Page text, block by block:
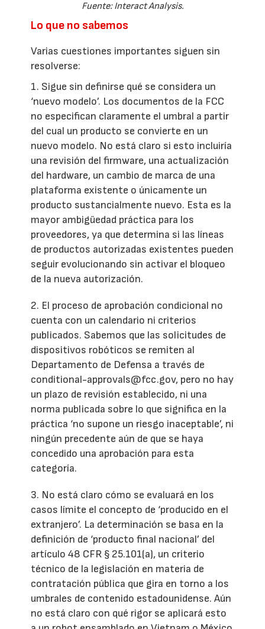
Fuente: Interact Analysis.
Lo que no sabemos
Varias cuestiones importantes siguen sin
resolverse:
1. Sigue sin definirse qué se considera un
‘nuevo modelo’. Los documentos de la FCC
no especifican claramente el umbral a partir
del cual un producto se convierte en un
nuevo modelo. No está claro si esto incluiría
una revisión del firmware, una actualización
del hardware, un cambio de marca de una
plataforma existente o únicamente un
producto sustancialmente nuevo. Esta es la
mayor ambigüedad práctica para los
proveedores, ya que determina si las líneas
de productos autorizadas existentes pueden
seguir evolucionando sin activar el bloqueo
de la nueva autorización.
2. El proceso de aprobación condicional no
cuenta con un calendario ni criterios
publicados. Sabemos que las solicitudes de
dispositivos robóticos se remiten al
Departamento de Defensa a través de
conditional-approvals@fcc.gov, pero no hay
un plazo de revisión establecido, ni una
norma publicada sobre lo que significa en la
práctica ‘no supone un riesgo inaceptable’, ni
ningún precedente aún de que se haya
concedido una aprobación para esta
categoría.
3. No está claro cómo se evaluará en los
casos límite el concepto de ‘producido en el
extranjero’. La determinación se basa en la
definición de ‘producto final nacional’ del
artículo 48 CFR § 25.101(a), un criterio
técnico de la legislación en materia de
contratación pública que gira en torno a los
umbrales de contenido estadounidense. Aún
no está claro con qué rigor se aplicará esto